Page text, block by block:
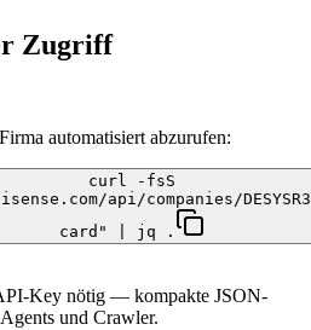
Zugriff
automatisiert abzurufen:
curl -fsS
api/companies/
card" | jq .
Key nötig — kompakte JSON-
und Crawler.